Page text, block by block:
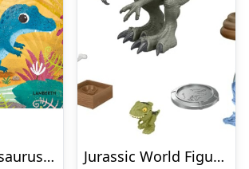
En lille spinosaurus – Børnebog – Hardcover
Jurassic World Figur – Crushivores – Spinosaurus Cage Crasher